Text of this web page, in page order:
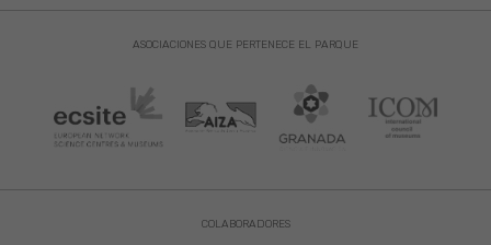
ASOCIACIONES QUE PERTENECE EL PARQUE
COLABORADORES